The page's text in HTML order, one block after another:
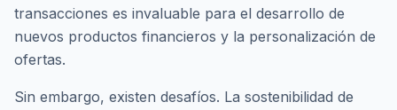
transacciones es invaluable para el desarrollo de
nuevos productos financieros y la personalización de
ofertas.
Sin embargo, existen desafíos. La sostenibilidad de